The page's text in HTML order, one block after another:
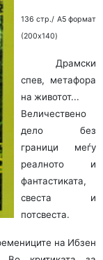
136 стр./ A5 формат
(200x140)
Драмски
спев, метафора
на животот...
Величествено
дело без
граници меѓу
реалното и
фантастиката,
свеста и
потсвеста.
на Ибзен